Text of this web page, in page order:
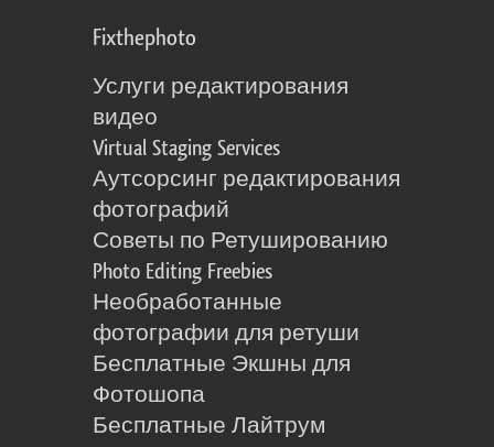
Fixthephoto
Услуги редактирования
видео
Virtual Staging Services
Аутсорсинг редактирования
фотографий
Советы по Ретушированию
Photo Editing Freebies
Необработанные
фотографии для ретуши
Бесплатные Экшны для
Фотошопа
Бесплатные Лайтрум